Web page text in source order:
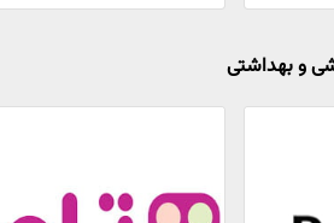
و بهداشتی